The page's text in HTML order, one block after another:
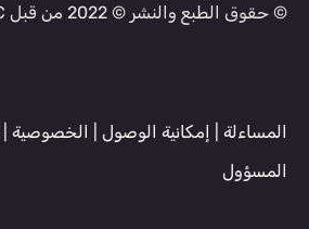
© حقوق الطبع والنشر © 2022 من قبل SEOCHC
المساءلة إمكانية الوصول الخصوصية
المسؤول